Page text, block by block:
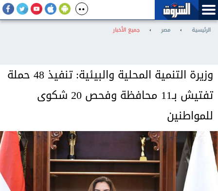
الرئيسية › مصر › جميع الأخبار
وزيرة التنمية المحلية والبيئية: تنفيذ 48 حملة
تفتيش بـ11 محافظة وفحص 20 شكوى
للمواطنين